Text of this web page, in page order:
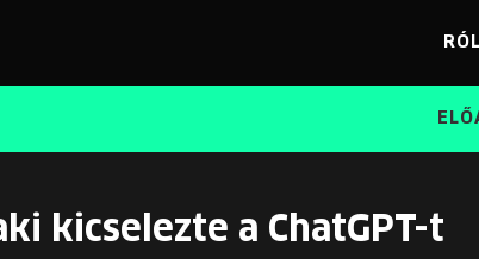
kicselezte a ChatGPT-t